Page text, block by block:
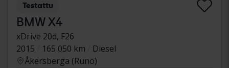
Testattu
BMW X4
xDrive 20d, F26
2015
165 050 km
Diesel
Åkersberga (Runö)